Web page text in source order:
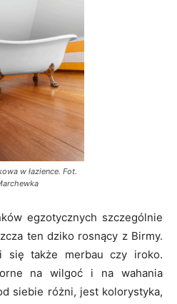
w łazience. Fot.
egzotycznych szczególnie
ten dziko rosnący z Birmy.
się także merbau czy iroko.
na wilgoć i na wahania
siebie różni, jest kolorystyka,